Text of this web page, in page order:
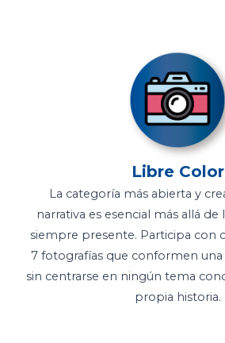
Libre Color
La categoría más abierta y
narrativa es esencial más allá de
siempre presente. Participa con
7 fotografías que conformen una
sin centrarse en ningún tema
propia historia.